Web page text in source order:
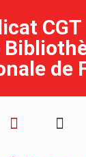
CGT
de